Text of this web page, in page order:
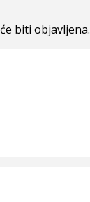
biti objavljena.